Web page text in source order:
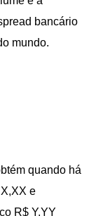
bancário
mundo.
quando há
e
R$ Y,YY